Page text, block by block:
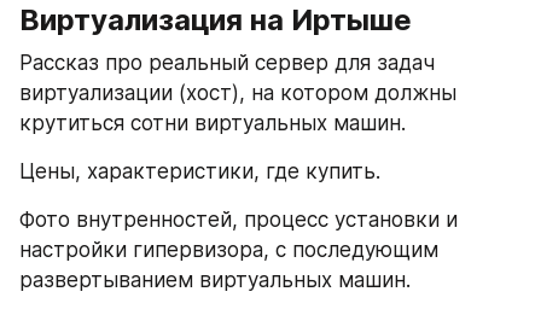
Виртуализация на Иртыше
Рассказ про реальный сервер для задач
виртуализации (хост), на котором должны
крутиться сотни виртуальных машин.
Цены, характеристики, где купить.
Фото внутренностей, процесс установки и
настройки гипервизора, с последующим
развертыванием виртуальных машин.